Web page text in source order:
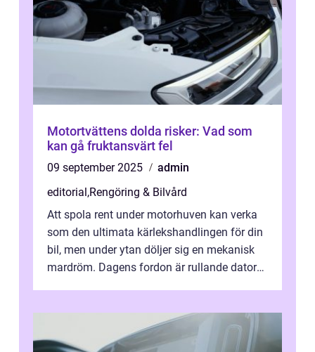
Motortvättens dolda risker: Vad som
kan gå fruktansvärt fel
09 september 2025
admin
editorial,Rengöring & Bilvård
Att spola rent under motorhuven kan verka
som den ultimata kärlekshandlingen för din
bil, men under ytan döljer sig en mekanisk
mardröm. Dagens fordon är rullande datorer,